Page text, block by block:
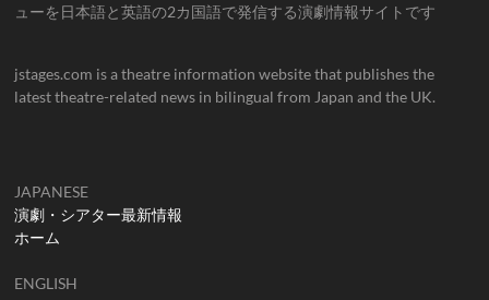
ューを日本語と英語の2カ国語で発信する演劇情報サイトです
jstages.com is a theatre information website that publishes the
latest theatre-related news in bilingual from Japan and the UK.
JAPANESE
演劇・シアター最新情報
ホーム
ENGLISH